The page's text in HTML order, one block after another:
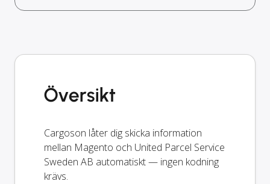
Översikt
Cargoson låter dig skicka information
mellan Magento och United Parcel Service
Sweden AB automatiskt — ingen kodning
krävs.